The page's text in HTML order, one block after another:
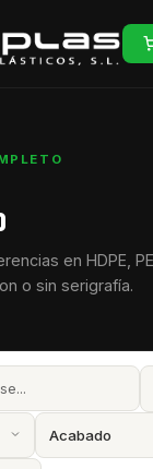
en HDPE,
o sin serigrafía.